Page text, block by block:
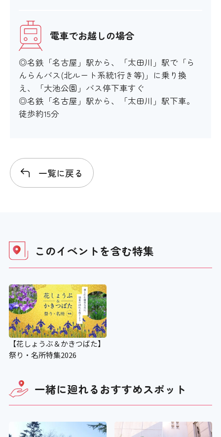
電車でお越しの場合
◎名鉄「名古屋」駅から、「太田川」駅で「ら
んらんバス(北ルート系統1行き等)」に乗り換
え、「大池公園」バス停下車すぐ
◎名鉄「名古屋」駅から、「太田川」駅下車。
徒歩約15分
一覧に戻る
このイベントを含む特集
【花しょうぶ＆かきつばた】
祭り・名所特集2026
一緒に廻れるおすすめスポット